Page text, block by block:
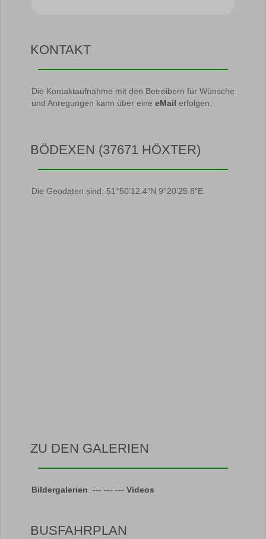
KONTAKT
Die Kontaktaufnahme mit den Betreibern für Wünsche
und Anregungen kann über eine eMail erfolgen.
BÖDEXEN (37671 HÖXTER)
Die Geodaten sind: 51°50’12.4″N 9°20’25.8″E
ZU DEN GALERIEN
Bildergalerien --- --- --- Videos
BUSFAHRPLAN